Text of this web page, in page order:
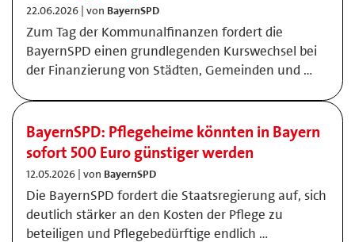
22.06.2026 | von BayernSPD
Zum Tag der Kommunalfinanzen fordert die
BayernSPD einen grundlegenden Kurswechsel bei
der Finanzierung von Städten, Gemeinden und …
BayernSPD: Pflegeheime könnten in Bayern
sofort 500 Euro günstiger werden
12.05.2026 | von BayernSPD
Die BayernSPD fordert die Staatsregierung auf, sich
deutlich stärker an den Kosten der Pflege zu
beteiligen und Pflegebedürftige endlich …